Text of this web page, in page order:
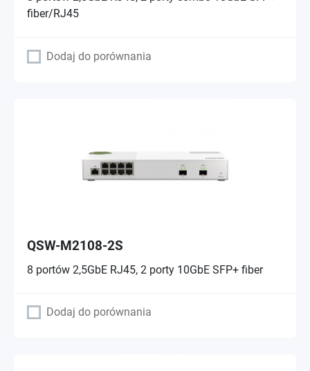
fiber/RJ45
Dodaj do porównania
QSW-M2108-2S
8 portów 2,5GbE RJ45, 2 porty 10GbE SFP+ fiber
Dodaj do porównania